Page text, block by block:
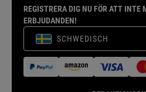
REGISTRERA DIG NU FÖR ATT INTE
ERBJUDANDEN!
SCHWEDISCH